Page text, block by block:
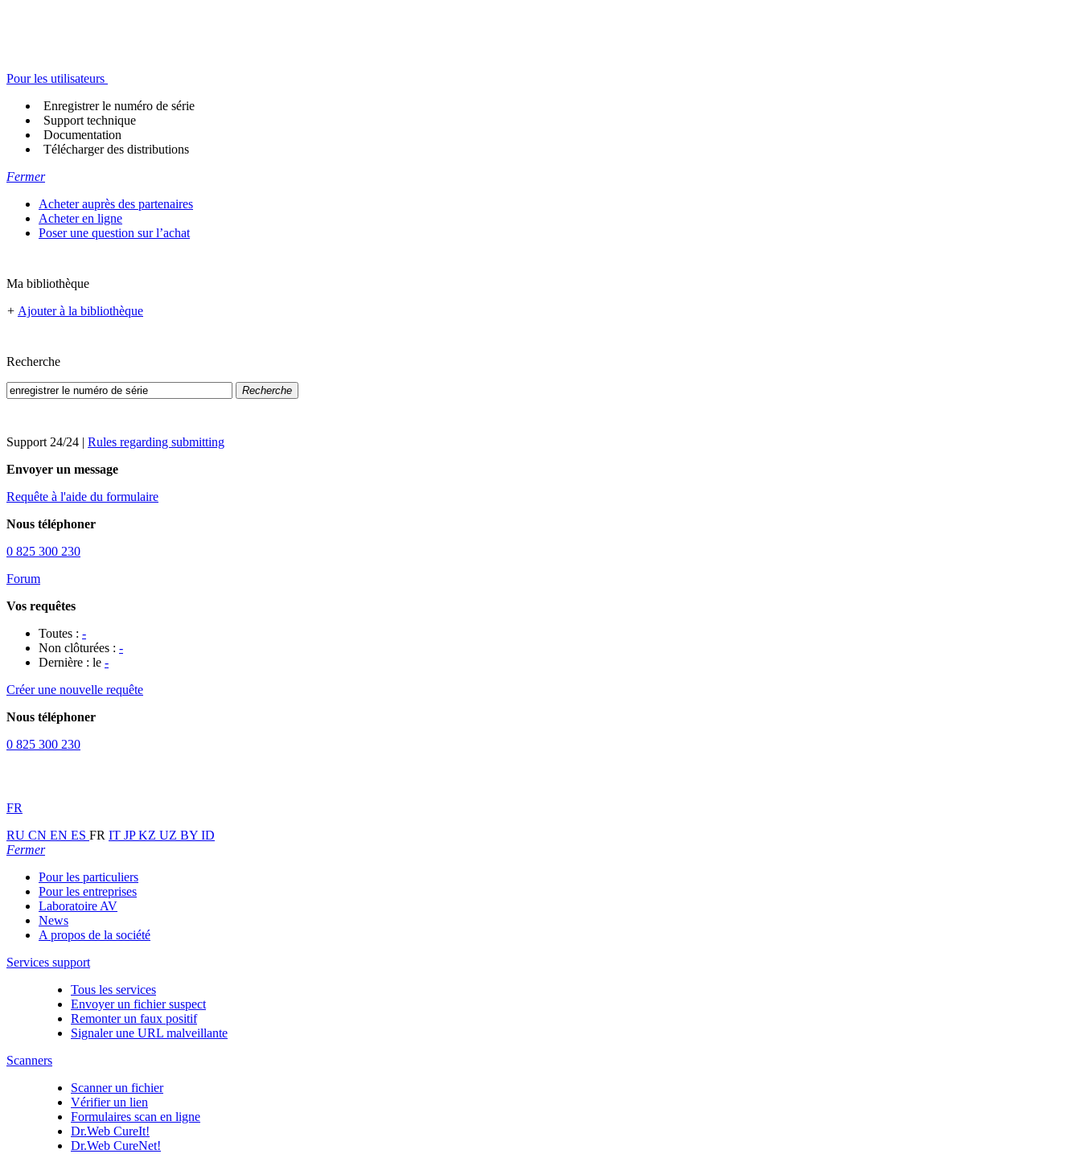
Pour les utilisateurs
Enregistrer le numéro de série
Support technique
Documentation
Télécharger des distributions
Fermer
Acheter auprès des partenaires
Acheter en ligne
Poser une question sur l’achat
Ma bibliothèque
+ Ajouter à la bibliothèque
Recherche
Recherche
Support 24/24 | Rules regarding submitting
Envoyer un message
Requête à l'aide du formulaire
Nous téléphoner
0 825 300 230
Forum
Vos requêtes
Toutes : -
Non clôturées : -
Dernière : le -
Créer une nouvelle requête
Nous téléphoner
0 825 300 230
FR
RU CN EN ES FR IT JPKZ UZ BY ID
Fermer
Pour les particuliers
Pour les entreprises
Laboratoire AV
News
A propos de la société
Services support
Tous les services
Envoyer un fichier suspect
Remonter un faux positif
Signaler une URL malveillante
Scanners
Scanner un fichier
Vérifier un lien
Formulaires scan en ligne
Dr.Web CureIt!
Dr.Web CureNet!